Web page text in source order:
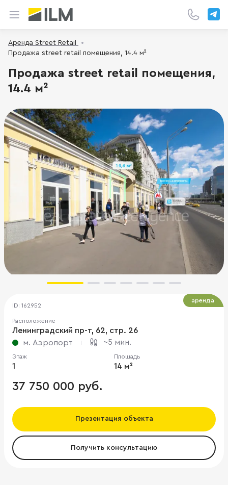
Аренда Street Retail
Продажа street retail помещения, 14.4 м²
Продажа street retail помещения,
14.4 м²
ID: 162952
Расположение
Ленинградский пр-т, 62, стр. 26
м. Аэропорт
~5 мин.
Этаж
1
Площадь
14 м²
37 750 000 руб.
Презентация объекта
Получить консультацию
аренда